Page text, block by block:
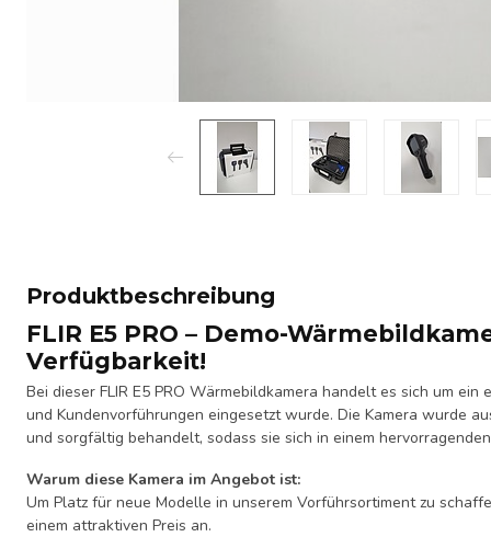
Produktbeschreibung
FLIR E5 PRO – Demo-
Verfügbarkeit!
Bei dieser FLIR E5 PRO Wärmebildkamera handelt es sich um
und Kundenvorführungen eingesetzt wurde. Die Kamera wurde
und sorgfältig behandelt, sodass sie sich in einem
Warum diese Kamera im Angebot ist:
Um Platz für neue Modelle in unserem Vorführsortiment zu
einem attraktiven Preis an.